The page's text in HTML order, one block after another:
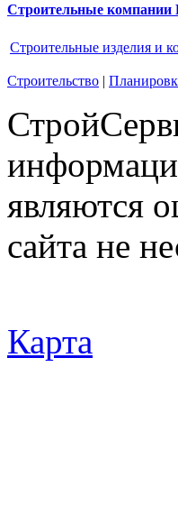
Строительные компании
Строительные изделия и
Строительство |
являются
сайта не
Карта